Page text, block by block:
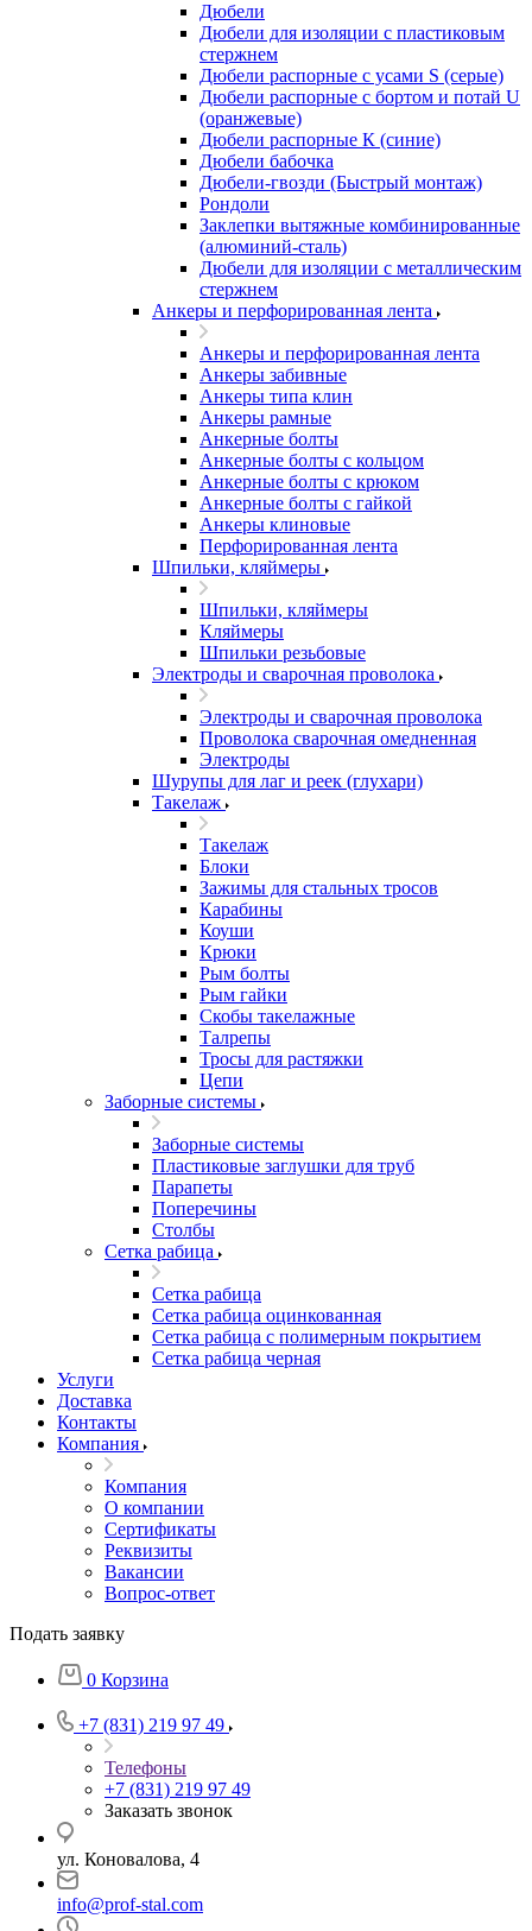
Дюбели
Дюбели для изоляции с пластиковым
стержнем
Дюбели распорные с усами S (серые)
Дюбели распорные c бортом и потай U
(оранжевые)
Дюбели распорные К (синие)
Дюбели бабочка
Дюбели-гвозди (Быстрый монтаж)
Рондоли
Заклепки вытяжные комбинированные
(алюминий-сталь)
Дюбели для изоляции с металлическим
стержнем
Анкеры и перфорированная лента
Анкеры и перфорированная лента
Анкеры забивные
Анкеры типа клин
Анкеры рамные
Анкерные болты
Анкерные болты с кольцом
Анкерные болты с крюком
Анкерные болты с гайкой
Анкеры клиновые
Перфорированная лента
Шпильки, кляймеры
Шпильки, кляймеры
Кляймеры
Шпильки резьбовые
Электроды и сварочная проволока
Электроды и сварочная проволока
Проволока сварочная омедненная
Электроды
Шурупы для лаг и реек (глухари)
Такелаж
Такелаж
Блоки
Зажимы для стальных тросов
Карабины
Коуши
Крюки
Рым болты
Рым гайки
Скобы такелажные
Талрепы
Тросы для растяжки
Цепи
Заборные системы
Заборные системы
Пластиковые заглушки для труб
Парапеты
Поперечины
Столбы
Сетка рабица
Сетка рабица
Сетка рабица оцинкованная
Сетка рабица с полимерным покрытием
Сетка рабица черная
Услуги
Доставка
Контакты
Компания
Компания
О компании
Сертификаты
Реквизиты
Вакансии
Вопрос-ответ
Подать заявку
0 Корзина
+7 (831) 219 97 49
Телефоны
+7 (831) 219 97 49
Заказать звонок
ул. Коновалова, 4
info@prof-stal.com